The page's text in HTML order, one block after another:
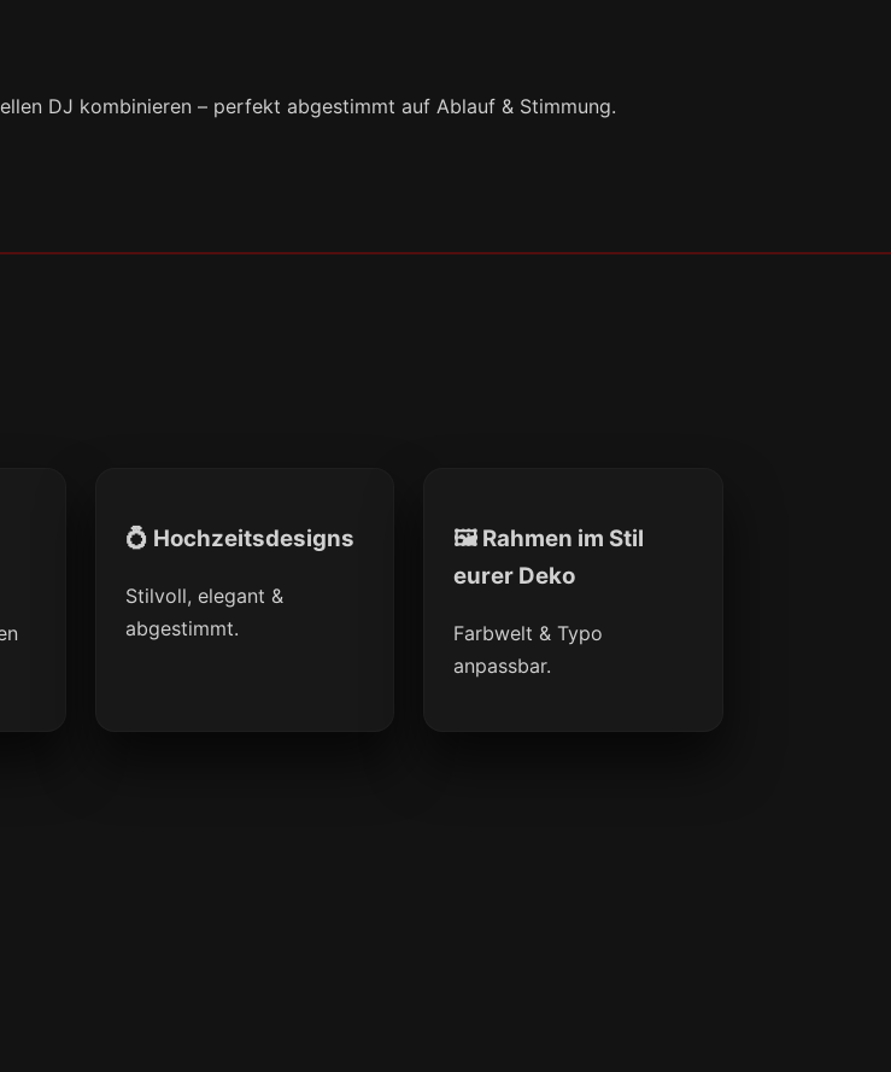
DJ kombinieren – perfekt abgestimmt auf Ablauf & Stimmung.
💍 Hochzeitsdesigns
Stilvoll, elegant &
abgestimmt.
🖼 Rahmen im Stil
eurer Deko
Farbwelt & Typo
anpassbar.